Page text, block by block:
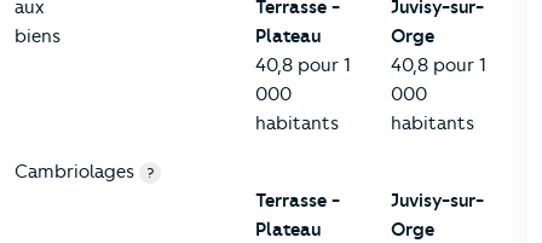
aux
biens
Terrasse -
Plateau
40,8 pour 1
000
habitants
Juvisy-sur-
Orge
40,8 pour 1
000
habitants
Cambriolages ?
Terrasse -
Plateau
Juvisy-sur-
Orge